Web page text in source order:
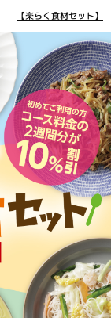
【楽らく食材セット】